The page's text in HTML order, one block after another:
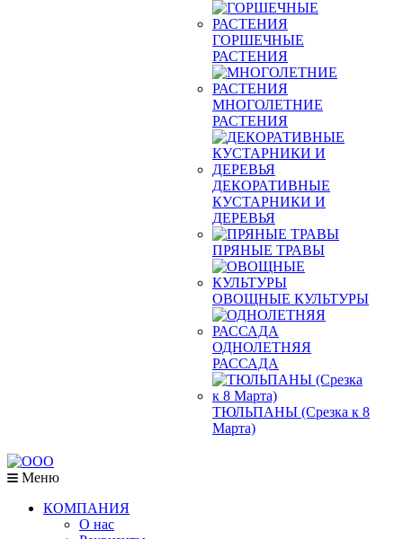
ГОРШЕЧНЫЕ
РАСТЕНИЯ
МНОГОЛЕТНИЕ
РАСТЕНИЯ
ДЕКОРАТИВНЫЕ
КУСТАРНИКИ И
ДЕРЕВЬЯ
ПРЯНЫЕ ТРАВЫ
ОВОЩНЫЕ КУЛЬТУРЫ
ОДНОЛЕТНЯЯ
РАССАДА
ТЮЛЬПАНЫ (Срезка к 8
Марта)
Меню
КОМПАНИЯ
О нас